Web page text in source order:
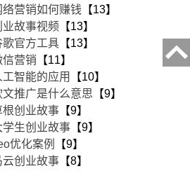
络营销如何赚钱 【13】
业故事视频 【13】
歌官方工具 【13】
信营销 【11】
工智能的应用
【10】
文推广是什么意思 【9】
根创业故事 【9】
学生创业故事 【9】
优化案例
【9】
云创业故事 【8】